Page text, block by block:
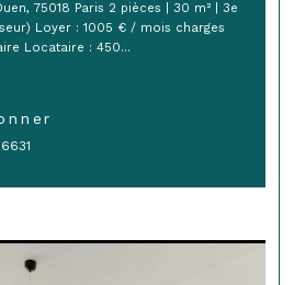
75018 Paris 2 pièces | 30 m² | 3e
Loyer : 1005 € / mois charges
Locataire : 450...